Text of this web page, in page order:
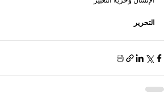
التحرير